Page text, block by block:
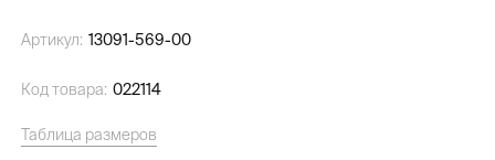
Артикул: 13091-569-00
Код товара: 022114
Таблица размеров